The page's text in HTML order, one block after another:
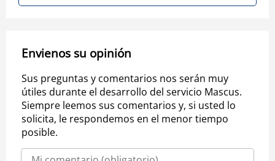
Envienos su opinión
Sus preguntas y comentarios nos serán muy
útiles durante el desarrollo del servicio Mascus.
Siempre leemos sus comentarios y, si usted lo
solicita, le respondemos en el menor tiempo
posible.